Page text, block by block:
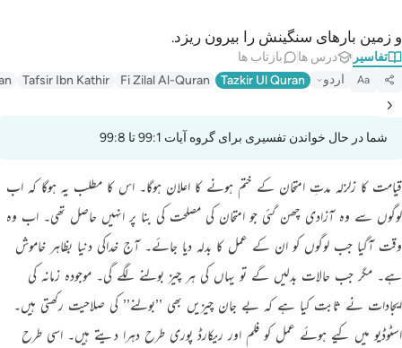
و زمین بار‌های سنگینش را بیرون ریزد.
تفاسیر درس ها بازتاب ها
Aa اردو Tazkir Ul Quran
Fi Zilal Al-Quran
Tafsir Ibn Kathir
شما در حال خواندن تفسیری برای گروه آیات 99:1 تا 99:8
قیامت کا زلزلہ مدتِ امتحان کے ختم ہونے کا اعلان ہوگا۔ اس کا مطلب یہ ہوگا کہ اب
لوگوں سے وہ آزادی چھن گئی جو امتحان کی مصلحت کی بنا پر انہیں حاصل تھی۔ اب وہ
وقت آگیا جب لوگوں کو ان کے عمل کا بدلہ دیا جائے۔ آج خداکی دنیا بظاہر خاموش
ہے۔ مگر جب حالات بدلیں گے تو یہاں کی ہر چیز بولنے لگے گی۔ موجودہ زمانہ کی
ایجادات نے ثابت کیا ہے کہ بے جان چیزیں بھی ’’بولنے’’ کی صلاحیت رکھتی ہیں۔
اسٹوڈیو میں کیے ہوئے عمل کو فلم اور ریکارڈ پوری طرح دہرا دیتے ہیں۔ اسی طرح